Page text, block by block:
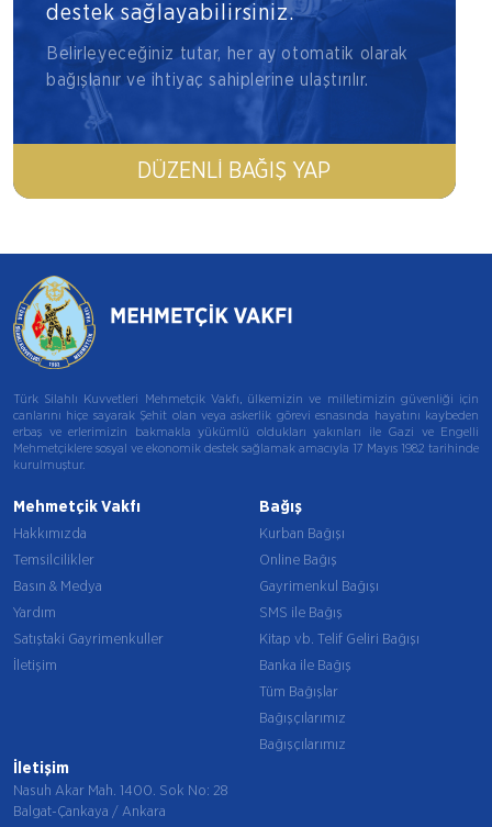
destek sağlayabilirsiniz.
Belirleyeceğiniz tutar, her ay otomatik olarak
bağışlanır ve ihtiyaç sahiplerine ulaştırılır.
DÜZENLI BAĞIŞ YAP
Türk Silahlı Kuvvetleri Mehmetçik Vakfı, ülkemizin ve milletimizin güvenliği için
canlarını hiçe sayarak Şehit olan veya askerlik görevi esnasında hayatını kaybeden
erbaş ve erlerimizin bakmakla yükümlü oldukları yakınları ile Gazi ve Engelli
Mehmetçiklere sosyal ve ekonomik destek sağlamak amacıyla 17 Mayıs 1982 tarihinde
kurulmuştur.
Mehmetçik Vakfı
Hakkımızda
Temsilcilikler
Basın & Medya
Yardım
Satıştaki Gayrimenkuller
İletişim
Bağış
Kurban Bağışı
Online Bağış
Gayrimenkul Bağışı
SMS ile Bağış
Kitap vb. Telif Geliri Bağışı
Banka ile Bağış
Tüm Bağışlar
Bağışçılarımız
Bağışçılarımız
İletişim
Nasuh Akar Mah. 1400. Sok No: 28
Balgat-Çankaya / Ankara